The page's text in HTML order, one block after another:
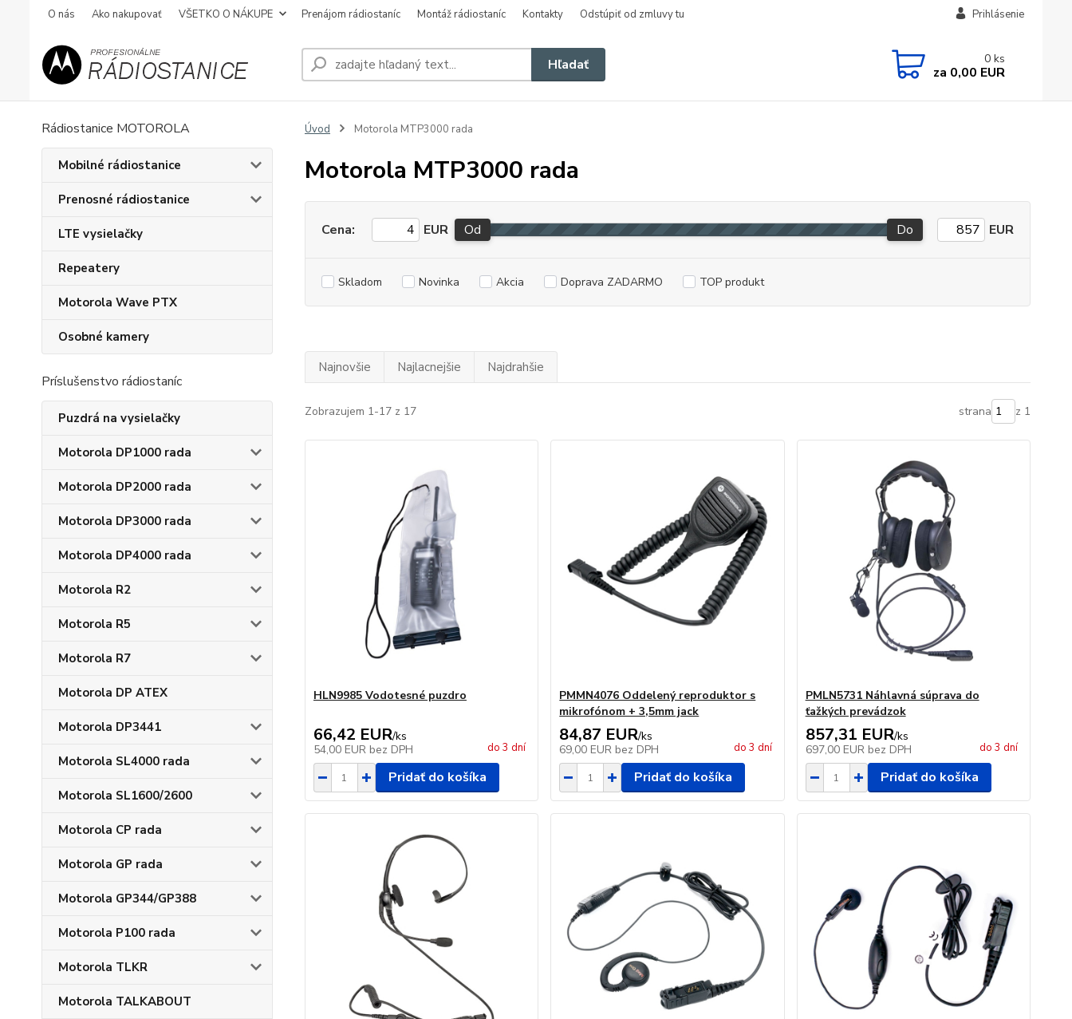
O nás Ako nakupovať VŠETKO O NÁKUPE Prenájom rádiostaníc Montáž rádiostaníc Kontakty Odstúpiť od zmluvy tu Prihlásenie
Hľadať 0 ks
za 0,00 EUR
Rádiostanice MOTOROLA
Mobilné rádiostanice
Prenosné rádiostanice
LTE vysielačky
Repeatery
Motorola Wave PTX
Osobné kamery
Príslušenstvo rádiostaníc
Puzdrá na vysielačky
Motorola DP1000 rada
Motorola DP2000 rada
Motorola DP3000 rada
Motorola DP4000 rada
Motorola R2
Motorola R5
Motorola R7
Motorola DP ATEX
Motorola DP3441
Motorola SL4000 rada
Motorola SL1600/2600
Motorola CP rada
Motorola GP rada
Motorola GP344/GP388
Motorola P100 rada
Motorola TLKR
Motorola TALKABOUT
Úvod Motorola MTP3000 rada
Motorola MTP3000 rada
Cena: EUR Od Do EUR
Skladom Novinka Akcia Doprava ZADARMO TOP produkt
Najnovšie Najlacnejšie Najdrahšie
Zobrazujem 1-17 z 17 strana z 1
HLN9985 Vodotesné puzdro
66,42 EUR/ks
54,00 EUR bez DPH do 3 dní
Pridať do košíka
PMMN4076 Oddelený reproduktor s
mikrofónom + 3,5mm jack
84,87 EUR/ks
69,00 EUR bez DPH do 3 dní
Pridať do košíka
PMLN5731 Náhlavná súprava do
ťažkých prevádzok
857,31 EUR/ks
697,00 EUR bez DPH do 3 dní
Pridať do košíka